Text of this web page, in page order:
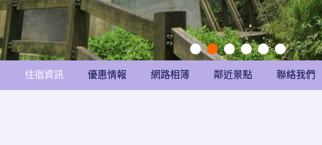
住宿資訊 優惠情報 網路相簿 鄰近景點 聯絡我們